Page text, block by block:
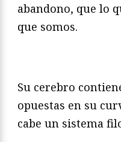
abandono, que lo
que somos.
Su cerebro
opuestas en su
cabe un sistema